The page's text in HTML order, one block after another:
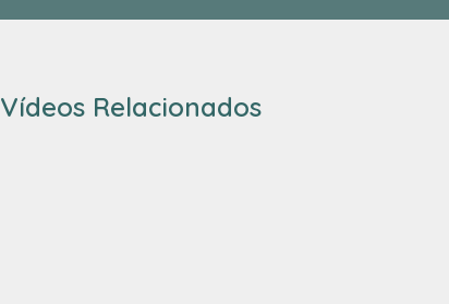
Vídeos Relacionados